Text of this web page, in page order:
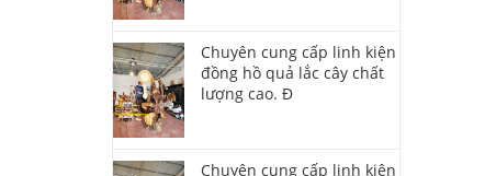
Chuyên cung cấp linh kiện
đồng hồ quả lắc cây chất
lượng cao. Đ
Chuyên cung cấp linh kiện